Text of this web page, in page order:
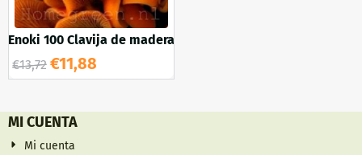
Enoki 100 Clavija de madera
€13,72 €11,88
MI CUENTA
Mi cuenta